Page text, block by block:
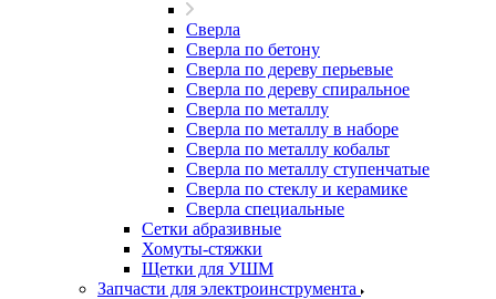
Сверла
Сверла по бетону
Сверла по дереву перьевые
Сверла по дереву спиральное
Сверла по металлу
Сверла по металлу в наборе
Сверла по металлу кобальт
Сверла по металлу ступенчатые
Сверла по стеклу и керамике
Сверла специальные
Сетки абразивные
Хомуты-стяжки
Щетки для УШМ
Запчасти для электроинструмента